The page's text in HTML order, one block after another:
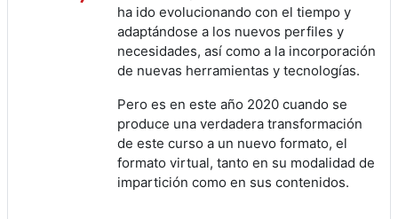
ha ido evolucionando con el tiempo y
adaptándose a los nuevos perfiles y
necesidades, así como a la incorporación
de nuevas herramientas y tecnologías.
Pero es en este año 2020 cuando se
produce una verdadera transformación
de este curso a un nuevo formato, el
formato virtual, tanto en su modalidad de
impartición como en sus contenidos.